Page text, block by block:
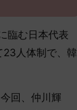
臨む日本代表
23人体制で、韓
回、仲川輝